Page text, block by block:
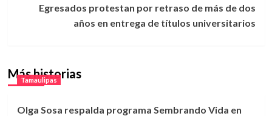
Egresados protestan por retraso de más de dos
años en entrega de títulos universitarios
Más historias
Tamaulipas
Olga Sosa respalda programa Sembrando Vida en